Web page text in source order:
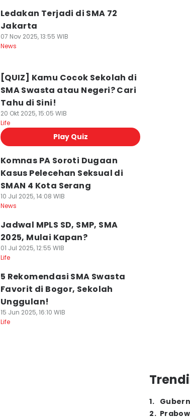
Ledakan Terjadi di SMA 72
Jakarta
07 Nov 2025, 13:55 WIB
News
[QUIZ] Kamu Cocok Sekolah di
SMA Swasta atau Negeri? Cari
Tahu di Sini!
20 Okt 2025, 15:05 WIB
Life
Play Quiz
Komnas PA Soroti Dugaan
Kasus Pelecehan Seksual di
SMAN 4 Kota Serang
10 Jul 2025, 14:08 WIB
News
Jadwal MPLS SD, SMP, SMA
2025, Mulai Kapan?
01 Jul 2025, 12:55 WIB
Life
5 Rekomendasi SMA Swasta
Favorit di Bogor, Sekolah
Unggulan!
15 Jun 2025, 16:10 WIB
Life
1.
2.